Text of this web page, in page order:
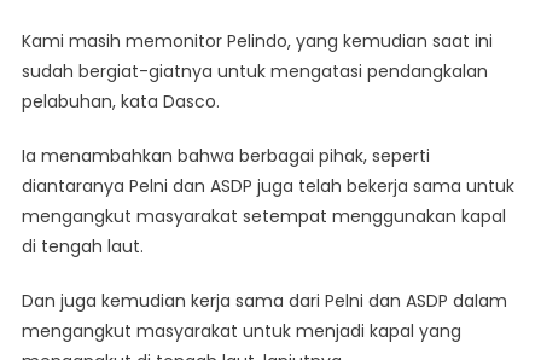
Kami masih memonitor Pelindo, yang kemudian saat ini
sudah bergiat-giatnya untuk mengatasi pendangkalan
pelabuhan, kata Dasco.
Ia menambahkan bahwa berbagai pihak, seperti
diantaranya Pelni dan ASDP juga telah bekerja sama untuk
mengangkut masyarakat setempat menggunakan kapal
di tengah laut.
Dan juga kemudian kerja sama dari Pelni dan ASDP dalam
mengangkut masyarakat untuk menjadi kapal yang